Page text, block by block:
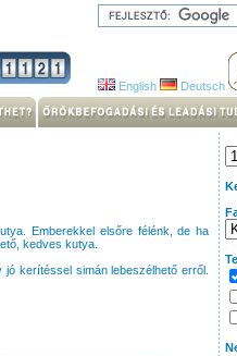
English Deutsch
Emberekkel elsőre félénk, de ha
kedves kutya.
kerítéssel simán lebeszélhető erről.